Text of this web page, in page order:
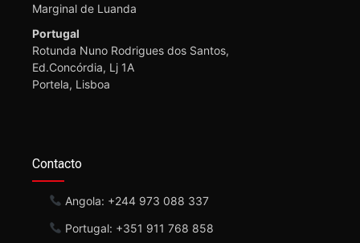
Marginal de Luanda
Portugal
Rotunda Nuno Rodrigues dos Santos,
Ed.Concórdia, Lj 1A
Portela, Lisboa
Contacto
Angola: +244 973 088 337
Portugal: +351 911 768 858